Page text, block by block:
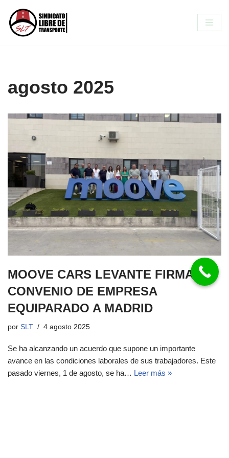
Saltar
agosto 2025
MOOVE CARS LEVANTE FIRMA
CONVENIO DE EMPRESA
EQUIPARADO A MADRID
por SLT 4 agosto 2025
Se ha alcanzando un acuerdo que supone un importante
avance en las condiciones laborales de sus trabajadores. Este
pasado viernes, 1 de agosto, se ha… Leer más »